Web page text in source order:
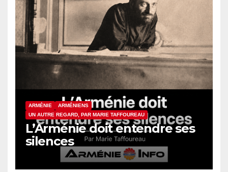
ARMÉNIE
ARMÉNIENS
UN AUTRE REGARD, PAR MARIE TAFFOUREAU
L’Arménie doit entendre ses
silences